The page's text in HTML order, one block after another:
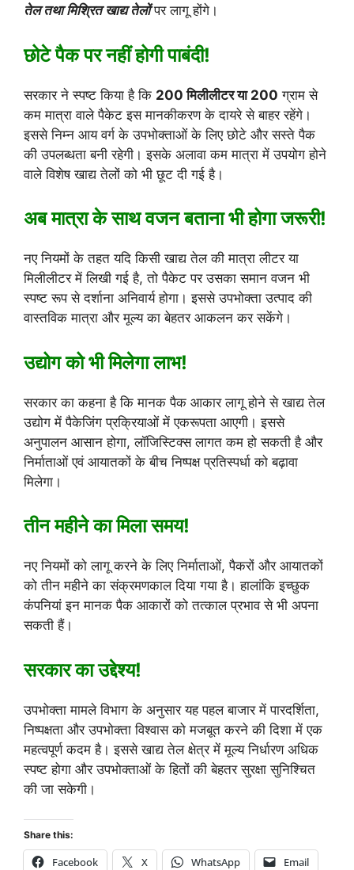
तेल तथा मिश्रित खाद्य तेलोंपर लागू होंगे।
छोटे पैक पर नहीं होगी पाबंदी!
सरकार ने स्पष्ट किया है कि 200 मिलीलीटर या 200 ग्राम से
कम मात्रा वाले पैकेट इस मानकीकरण के दायरे से बाहर रहेंगे।
इससे निम्न आय वर्ग के उपभोक्ताओं के लिए छोटे और सस्ते पैक
की उपलब्धता बनी रहेगी। इसके अलावा कम मात्रा में उपयोग होने
वाले विशेष खाद्य तेलों को भी छूट दी गई है।
अब मात्रा के साथ वजन बताना भी होगा जरूरी!
नए नियमों के तहत यदि किसी खाद्य तेल की मात्रा लीटर या
मिलीलीटर में लिखी गई है, तो पैकेट पर उसका समान वजन भी
स्पष्ट रूप से दर्शाना अनिवार्य होगा। इससे उपभोक्ता उत्पाद की
वास्तविक मात्रा और मूल्य का बेहतर आकलन कर सकेंगे।
उद्योग को भी मिलेगा लाभ!
सरकार का कहना है कि मानक पैक आकार लागू होने से खाद्य तेल
उद्योग में पैकेजिंग प्रक्रियाओं में एकरूपता आएगी। इससे
अनुपालन आसान होगा, लॉजिस्टिक्स लागत कम हो सकती है और
निर्माताओं एवं आयातकों के बीच निष्पक्ष प्रतिस्पर्धा को बढ़ावा
मिलेगा।
तीन महीने का मिला समय!
नए नियमों को लागू करने के लिए निर्माताओं, पैकरों और आयातकों
को तीन महीने का संक्रमणकाल दिया गया है। हालांकि इच्छुक
कंपनियां इन मानक पैक आकारों को तत्काल प्रभाव से भी अपना
सकती हैं।
सरकार का उद्देश्य!
उपभोक्ता मामले विभाग के अनुसार यह पहल बाजार में पारदर्शिता,
निष्पक्षता और उपभोक्ता विश्वास को मजबूत करने की दिशा में एक
महत्वपूर्ण कदम है। इससे खाद्य तेल क्षेत्र में मूल्य निर्धारण अधिक
स्पष्ट होगा और उपभोक्ताओं के हितों की बेहतर सुरक्षा सुनिश्चित
की जा सकेगी।
Share this:
Facebook X WhatsApp Email